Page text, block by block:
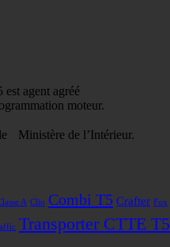
est agent agréé
moteur.
Ministère de l’Intérieur.
A Clio Combi T5 Crafter Fox
Transporter CTTE T5